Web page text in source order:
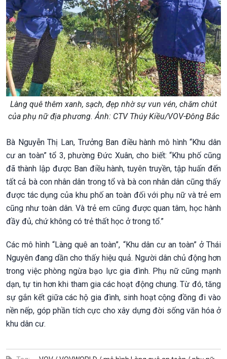
Làng quê thêm xanh, sạch, đẹp nhờ sự vun vén, chăm chút
của phụ nữ địa phương. Ảnh: CTV Thúy Kiều/VOV-Đông Bắc
Bà Nguyễn Thị Lan, Trưởng Ban điều hành mô hình “Khu dân
cư an toàn” tổ 3, phường Đức Xuân, cho biết: “Khu phố cũng
đã thành lập được Ban điều hành, tuyên truyền, tập huấn đến
tất cả bà con nhân dân trong tổ và bà con nhân dân cũng thấy
được tác dụng của khu phố an toàn đối với phụ nữ và trẻ em
cũng như toàn dân. Và trẻ em cũng được quan tâm, học hành
đầy đủ, chứ không có trẻ thất học ở trong tổ.”
Các mô hình “Làng quê an toàn”, “Khu dân cư an toàn” ở Thái
Nguyên đang dần cho thấy hiệu quả. Người dân chủ động hơn
trong việc phòng ngừa bạo lực gia đình. Phụ nữ cũng mạnh
dạn, tự tin hơn khi tham gia các hoạt động chung. Từ đó, tăng
sự gắn kết giữa các hộ gia đình, sinh hoạt cộng đồng đi vào
nền nếp, góp phần tích cực cho xây dựng đời sống văn hóa ở
khu dân cư.